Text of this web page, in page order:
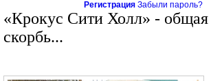
Регистрация Забыли пароль?
«Крокус Сити Холл» - общая
скорбь...